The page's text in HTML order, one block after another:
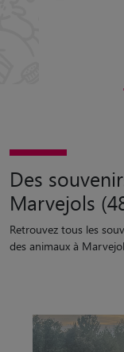
Des
Marvejols
Retrouvez tous les
des animaux à